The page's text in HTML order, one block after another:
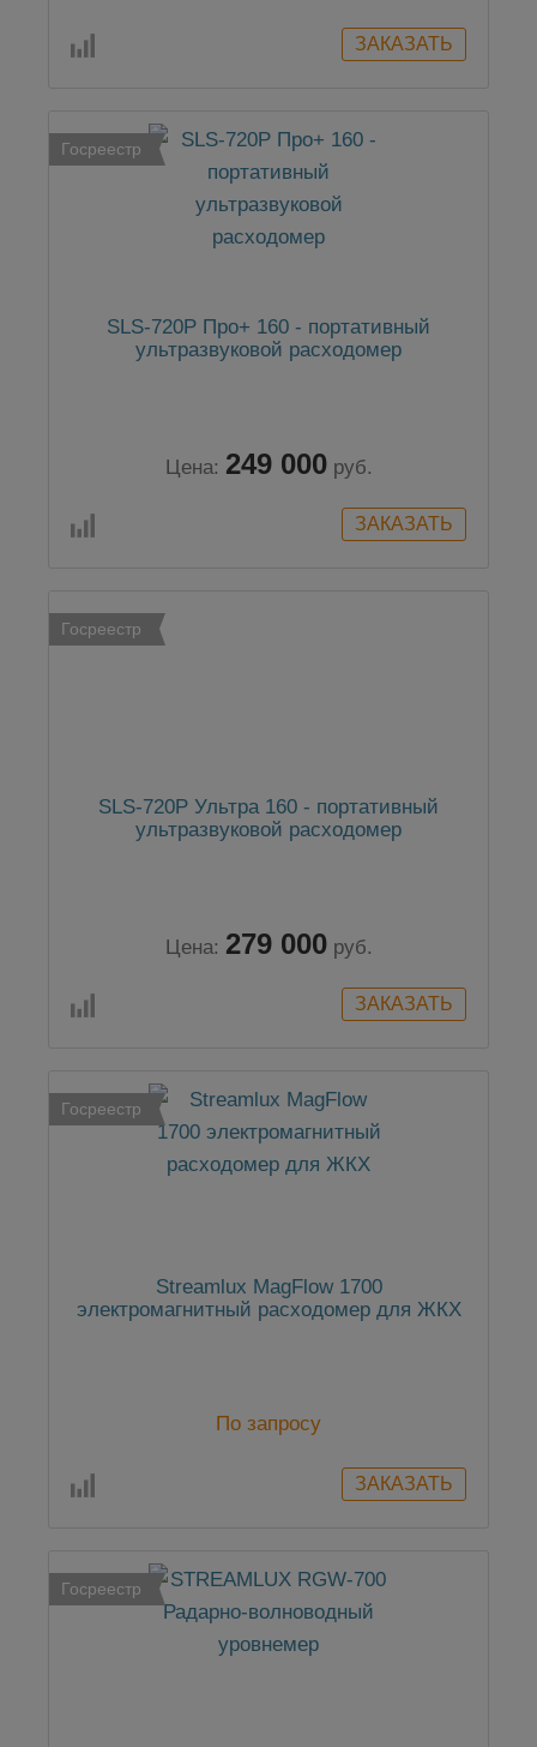
Госреестр
SLS-720P Про+ 160 - портативный
ультразвуковой расходомер
Цена: 249 000 руб.
Госреестр
SLS-720P Ультра 160 - портативный
ультразвуковой расходомер
Цена: 279 000 руб.
Госреестр
Streamlux MagFlow 1700
электромагнитный расходомер для ЖКХ
По запросу
Госреестр